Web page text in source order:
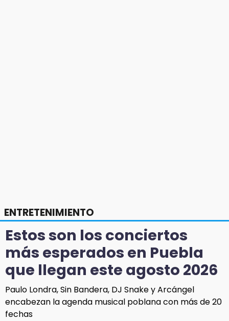
ENTRETENIMIENTO
Estos son los conciertos
más esperados en Puebla
que llegan este agosto 2026
Paulo Londra, Sin Bandera, DJ Snake y Arcángel
encabezan la agenda musical poblana con más de 20
fechas